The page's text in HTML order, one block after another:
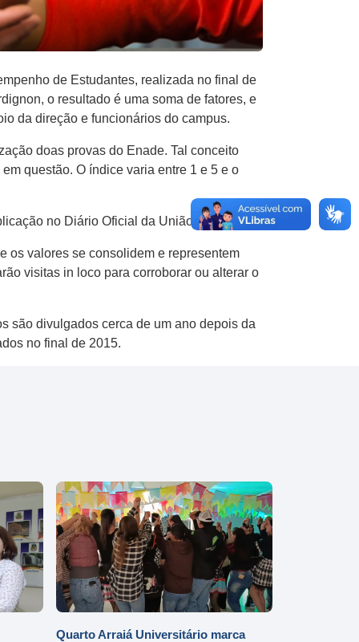
de Estudantes, realizada no final de
o resultado é uma soma de fatores, e
da direção e funcionários do campus.
doas provas do Enade. Tal conceito
questão. O índice varia entre 1 e 5 e o
no Diário Oficial da União.
os valores se consolidem e representem
visitas in loco para corroborar ou alterar o
são divulgados cerca de um ano depois da
no final de 2015.
Quarto Arraiá Universitário marca